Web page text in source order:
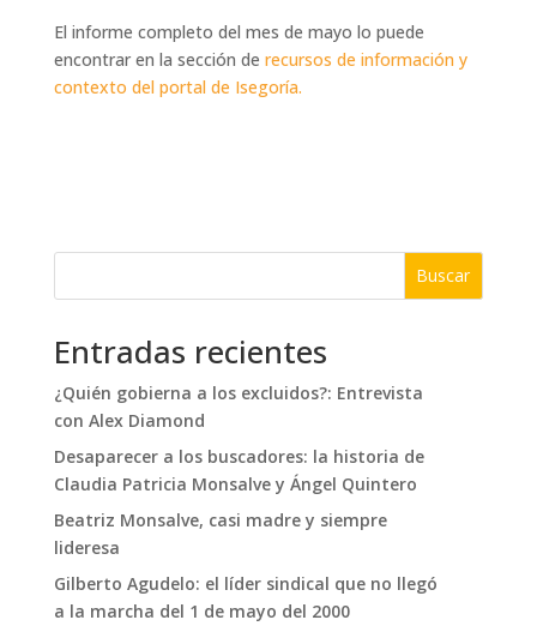
El informe completo del mes de mayo lo puede
encontrar en la sección de recursos de información y
contexto del portal de Isegoría.
Buscar
Entradas recientes
¿Quién gobierna a los excluidos?: Entrevista
con Alex Diamond
Desaparecer a los buscadores: la historia de
Claudia Patricia Monsalve y Ángel Quintero
Beatriz Monsalve, casi madre y siempre
lideresa
Gilberto Agudelo: el líder sindical que no llegó
a la marcha del 1 de mayo del 2000